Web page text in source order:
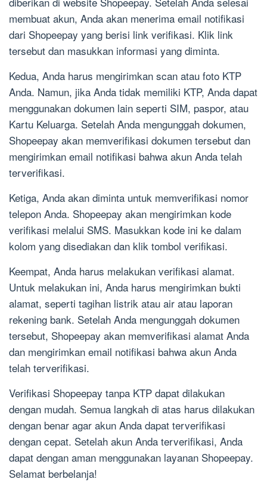
membuat akun, Anda akan menerima email notifikasi
dari Shopeepay yang berisi link verifikasi. Klik link
tersebut dan masukkan informasi yang diminta.
Kedua, Anda harus mengirimkan scan atau foto KTP
Anda. Namun, jika Anda tidak memiliki KTP, Anda dapat
menggunakan dokumen lain seperti SIM, paspor, atau
Kartu Keluarga. Setelah Anda mengunggah dokumen,
Shopeepay akan memverifikasi dokumen tersebut dan
mengirimkan email notifikasi bahwa akun Anda telah
terverifikasi.
Ketiga, Anda akan diminta untuk memverifikasi nomor
telepon Anda. Shopeepay akan mengirimkan kode
verifikasi melalui SMS. Masukkan kode ini ke dalam
kolom yang disediakan dan klik tombol verifikasi.
Keempat, Anda harus melakukan verifikasi alamat.
Untuk melakukan ini, Anda harus mengirimkan bukti
alamat, seperti tagihan listrik atau air atau laporan
rekening bank. Setelah Anda mengunggah dokumen
tersebut, Shopeepay akan memverifikasi alamat Anda
dan mengirimkan email notifikasi bahwa akun Anda
telah terverifikasi.
Verifikasi Shopeepay tanpa KTP dapat dilakukan
dengan mudah. Semua langkah di atas harus dilakukan
dengan benar agar akun Anda dapat terverifikasi
dengan cepat. Setelah akun Anda terverifikasi, Anda
dapat dengan aman menggunakan layanan Shopeepay.
Selamat berbelanja!